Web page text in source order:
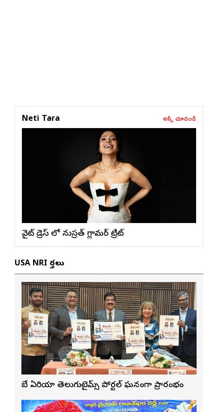
Neti Tara అన్నీ చూడండి
వైట్ డ్రెస్ లో నుస్ర‌త్ గ్లామ‌ర్ ట్రీట్
USA NRI వార్తలు
బే ఏరియా తెలుగుటైమ్స్ పోర్టల్ ఘనంగా ప్రారంభం